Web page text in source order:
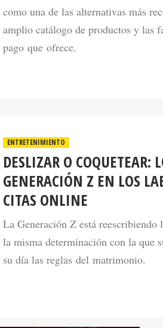
amplio catálogo de productos y las
pago que ofrece.
DESLIZAR O COQUETEAR:
GENERACIÓN Z EN LOS
CITAS ONLINE
La Generación Z está reescribiendo
la misma determinación con la que
su día las reglas del matrimonio.